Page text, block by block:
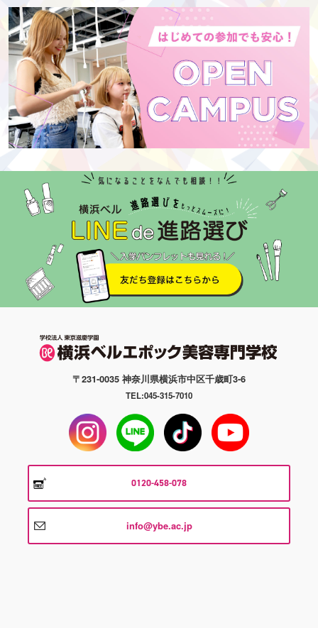
〒231-0035 神奈川県横浜市中区千歳町3-6
TEL:045-315-7010
0120-458-078
info@ybe.ac.jp